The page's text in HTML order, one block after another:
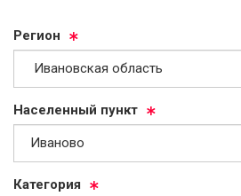
Ре­ги­он
На­се­лен­ный пункт
Ка­те­го­рия